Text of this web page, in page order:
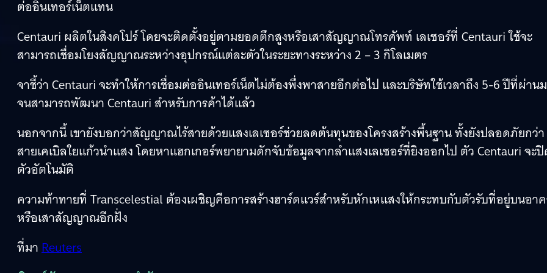
ต่ออินเทอร์เน็ตแทน
Centauri ผลิตในสิงคโปร์ โดยจะติดตั้งอยู่ตามยอดตึกสูงหรือเสาสัญญาณโทรศัพท์ เลเซอร์ที่ Centauri ใช้จะ
สามารถเชื่อมโยงสัญญาณระหว่างอุปกรณ์แต่ละตัวในระยะทางระหว่าง 2 – 3 กิโลเมตร
จาชี้ว่า Centauri จะทำให้การเชื่อมต่ออินเทอร์เน็ตไม่ต้องพึ่งพาสายอีกต่อไป และบริษัทใช้เวลาถึง 5-6 ปีที่ผ่าน
จนสามารถพัฒนา Centauri สำหรับการค้าได้แล้ว
นอกจากนี้ เขายังบอกว่าสัญญาณไร้สายด้วยแสงเลเซอร์ช่วยลดต้นทุนของโครงสร้างพื้นฐาน ทั้งยังปลอดภัยกว่า
สายเคเบิลใยแก้วนำแสง โดยหาแฮกเกอร์พยายามดักจับข้อมูลจากลำแสงเลเซอร์ที่ยิงออกไป ตัว Centauri จะ
ตัวอัตโนมัติ
ความท้าทายที่ Transcelestial ต้องเผชิญคือการสร้างฮาร์ดแวร์สำหรับหักเหแสงให้กระทบกับตัวรับที่อยู่บนอา
หรือเสาสัญญาณอีกฝั่ง
ที่มาReuters